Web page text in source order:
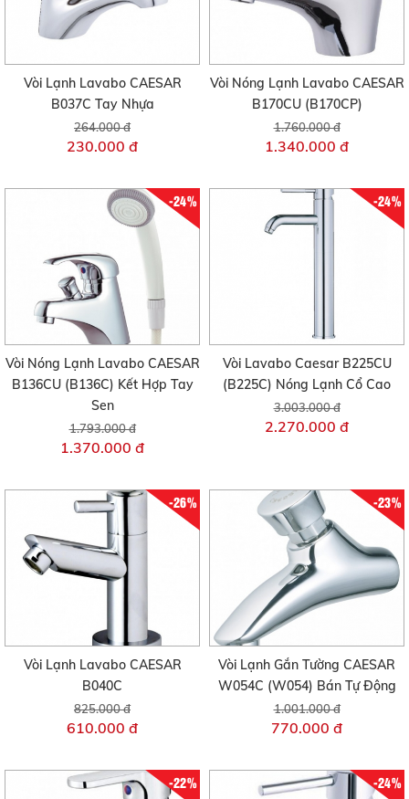
Vòi Lạnh Lavabo CAESAR
B037C Tay Nhựa
264.000 đ
230.000 đ
Vòi Nóng Lạnh Lavabo CAESAR
B170CU (B170CP)
1.760.000 đ
1.340.000 đ
-24%
Vòi Nóng Lạnh Lavabo CAESAR
B136CU (B136C) Kết Hợp Tay
Sen
1.793.000 đ
1.370.000 đ
-24%
Vòi Lavabo Caesar B225CU
(B225C) Nóng Lạnh Cổ Cao
3.003.000 đ
2.270.000 đ
-26%
Vòi Lạnh Lavabo CAESAR
B040C
825.000 đ
610.000 đ
-23%
Vòi Lạnh Gắn Tường CAESAR
W054C (W054) Bán Tự Động
1.001.000 đ
770.000 đ
-22% -24%